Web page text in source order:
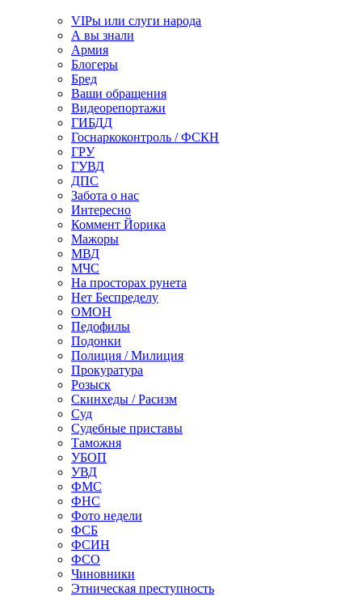
VIPы или слуги народа
А вы знали
Армия
Блогеры
Бред
Ваши обращения
Видеорепортажи
ГИБДД
Госнаркоконтроль / ФСКН
ГРУ
ГУВД
ДПС
Забота о нас
Интересно
Коммент Йорика
Мажоры
МВД
МЧС
На просторах рунета
Нет Беспределу
ОМОН
Педофилы
Подонки
Полиция / Милиция
Прокуратура
Розыск
Скинхеды / Расизм
Суд
Судебные приставы
Таможня
УБОП
УВД
ФМС
ФНС
Фото недели
ФСБ
ФСИН
ФСО
Чиновники
Этническая преступность